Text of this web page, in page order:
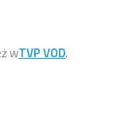
wTVP VOD.